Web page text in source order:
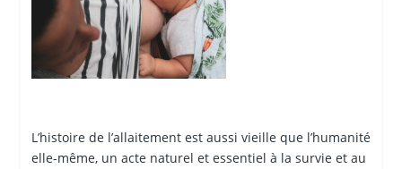
L’histoire de l’allaitement est aussi vieille que l’humanité
elle-même, un acte naturel et essentiel à la survie et au